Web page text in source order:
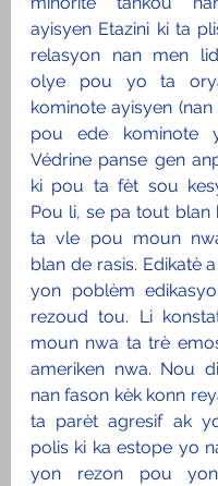
ayisyen Etazini ki ta
relasyon nan men
olye pou yo ta
kominote ayisyen
pou ede kominote
Védrine panse gen
ki pou ta fèt sou
Pou li, se pa tout blan
ta vle pou moun
blan de rasis. Edikatè
yon poblèm
rezoud tou. Li
moun nwa ta trè
ameriken nwa. Nou
nan fason kèk konn
ta parèt agresif ak
polis ki ka estope yo
yon rezon pou